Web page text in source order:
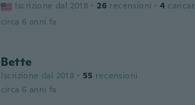
Iscrizione dal 2018 · 26 recensioni · 4
circa 6 anni fa
Bette
Iscrizione dal 2018 · 55 recensioni
circa 6 anni fa